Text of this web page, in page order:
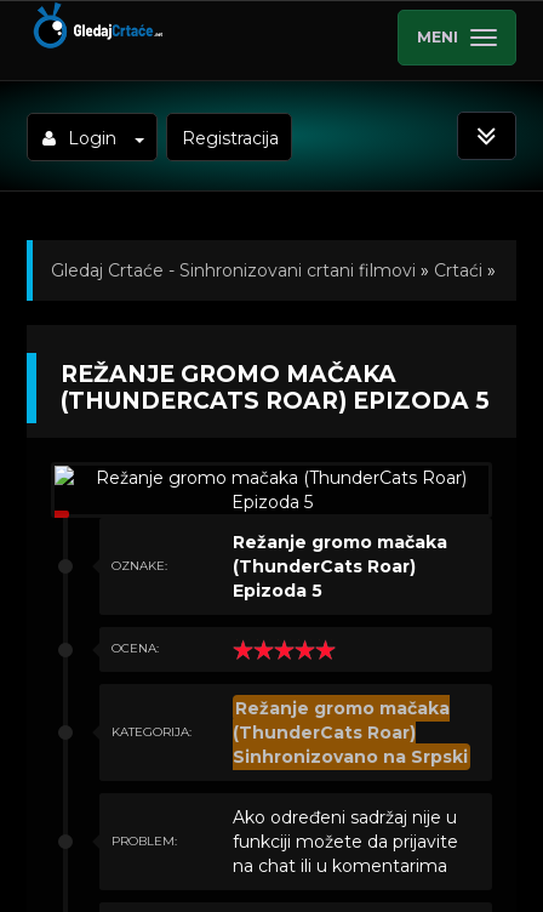
MENI
Login Registracija
Gledaj Crtaće - Sinhronizovani crtani filmovi » Crtaći »
Sinhronizovano na Srpski »Kratkometrazni crtani
Epizoda 5
REŽANJE GROMO MAČAKA
(THUNDERCATS ROAR) EPIZODA 5
OZNAKE:
Režanje gromo mačaka
(ThunderCats Roar)
Epizoda 5
OCENA:
KATEGORIJA:
Režanje gromo mačaka
(ThunderCats Roar)
Sinhronizovano na Srpski
PROBLEM:
Ako određeni sadržaj nije u
funkciji možete da prijavite
na chat ili u komentarima